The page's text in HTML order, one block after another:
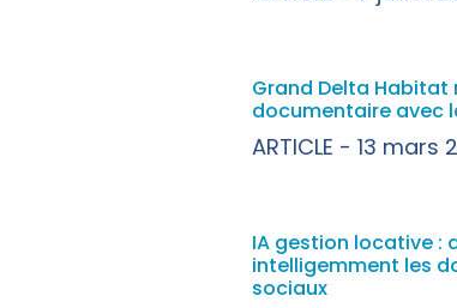
Grand Delta
documentaire avec
ARTICLE 13 mars
IA gestion locative :
intelligemment les
sociaux